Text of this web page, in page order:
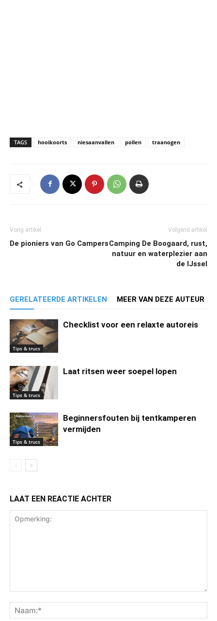
TAGS hooikoorts niesaanvallen pollen traanogen
Vorig artikel
De pioniers van Go Campers
Volgend artikel
Camping De Boogaard, rust,
natuur en waterplezier aan
de IJssel
GERELATEERDE ARTIKELEN MEER VAN DEZE AUTEUR
Tips & trucs
Checklist voor een relaxte autoreis
Tips & trucs
Laat ritsen weer soepel lopen
Tips & trucs
Beginnersfouten bij tentkamperen
vermijden
LAAT EEN REACTIE ACHTER